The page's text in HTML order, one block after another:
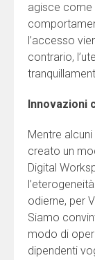
agisce come
l’accesso
contrario,
Innovazioni
Mentre
creato un
Digital
odierne, per
Siamo
modo di
dipendenti